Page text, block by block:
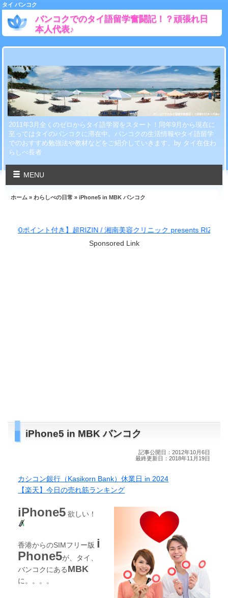
タイ バンコク
バンコクでのタイ語留学奮闘記！？頑張れ日
本人代表♪
2011年3月全くのゼロからタイ語学習をスタート！同年9月から現在に
至ってはタイのバンコクに滞在中。バンコクの生活情報やタイ語留学
でのおすすめ勉強法や教材などをご紹介していきます。by タイ在住わ
らしべ長者
MENU
ホーム »わらしべの日常 » iPhone5 in MBK バンコク
ト付き】超RIZIN / 湘南美容クリニック presents RIZIN.38
Sponsored Link
iPhone5 in MBK バンコク
記事公開日：2012年10月6日
最終更新日：2018年11月19日
カシコン銀行（Kasikorn Bank）休業日 in 2024
【楽天】今日の売れ筋ランキング
iPhone5 欲しい！
香港からのSIMフリー版 i
Phone5が、タイ、
バンコクにあるMBK
に。。。。